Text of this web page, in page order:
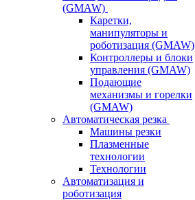
(GMAW)
Каретки,
манипуляторы и
роботизация (GMAW)
Контроллеры и блоки
управления (GMAW)
Подающие
механизмы и горелки
(GMAW)
Автоматическая резка
Машины резки
Плазменные
технологии
Технологии
Автоматизация и
роботизация